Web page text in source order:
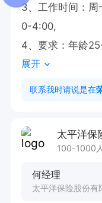
3、工作时间：
0-4:00,
4、要求：年龄
5、岗位职责：
售后管理：处理
围、理赔程序等
度，确保客户了
展开
联系我时请说是在
太平洋保
100-1000人
何经理
太平洋保险股份有